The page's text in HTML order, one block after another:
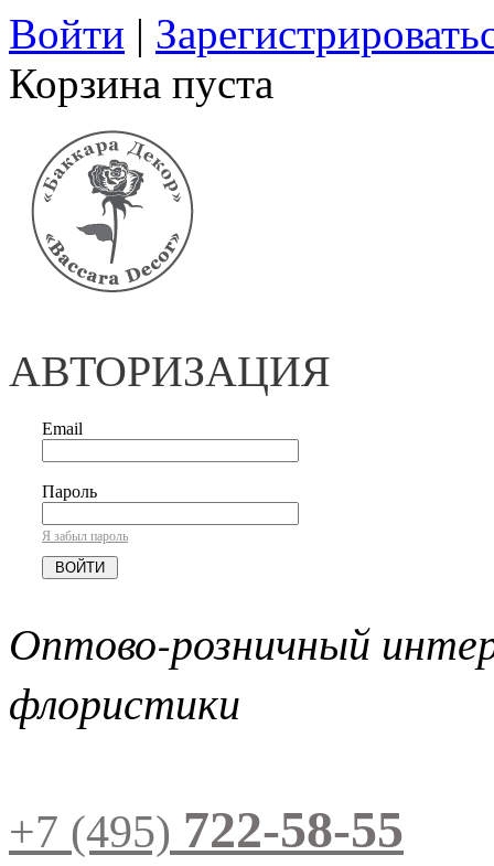
Войти |
Корзина пуста
АВТОРИЗАЦИЯ
Email
Пароль
Я забыл пароль
Оптово-розничный
флористики
+7 (495) 722-58-55